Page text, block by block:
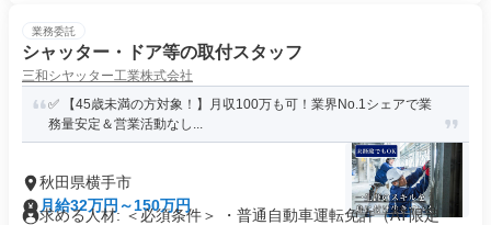
業務委託
シャッター・ドア等の取付スタッフ
三和シヤッター工業株式会社
✅ 【45歳未満の方対象！】月収100万も可！業界No.1シェアで業
務量安定＆営業活動なし...
秋田県横手市
月給32万円～150万円
求める人材: ＜必須条件＞ ・普通自動車運転免許（AT限定